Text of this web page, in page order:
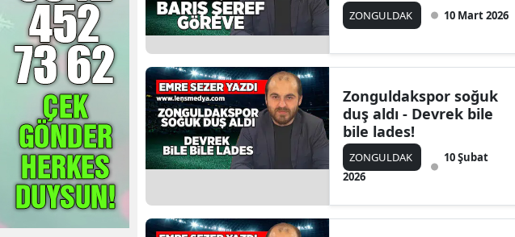
ZONGULDAK 10 Mart 2026
Zonguldakspor soğuk
duş aldı - Devrek bile
bile lades!
ZONGULDAK
10 Şubat
2026